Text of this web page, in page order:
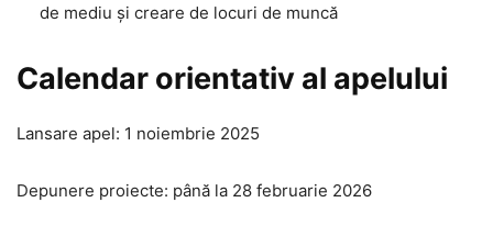
de mediu și creare de locuri de muncă
Calendar orientativ al apelului
Lansare apel: 1 noiembrie 2025
Depunere proiecte: până la 28 februarie 2026